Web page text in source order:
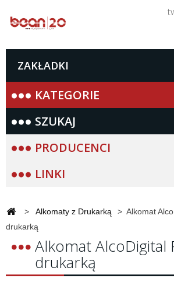
ZAKŁADKI
KATEGORIE
SZUKAJ
PRODUCENCI
LINKI
> Alkomaty z Drukarką > Alkomat
drukarką
Alkomat AlcoDigital
drukarką